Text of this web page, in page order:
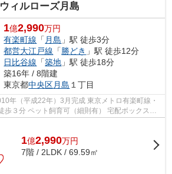
ウィルローズ月島
1億2,990万円
有楽町線 「 月島 」駅 徒歩3分
都営大江戸線 「勝どき 」駅 徒歩12分
日比谷線 「築地 」駅 徒歩18分
築16年 / 8階建
東京都中央区月島 １丁目
宅配ボックスあ
島店...
1億2,990万円
7階 / 2LDK / 69.59㎡